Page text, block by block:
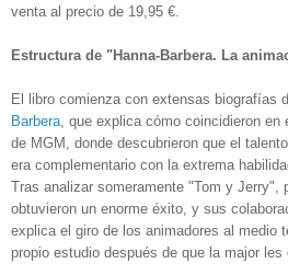
venta al precio de 19,95 €.
Estructura de "Hanna-Barbera. La
El libro comienza con extensas biografías
Barbera, que explica cómo coincidieron en
de MGM, donde descubrieron que el
era complementario con la extrema
Tras analizar someramente "Tom y Jerry",
obtuvieron un enorme éxito, y sus
explica el giro de los animadores al medio
propio estudio después de que la major les